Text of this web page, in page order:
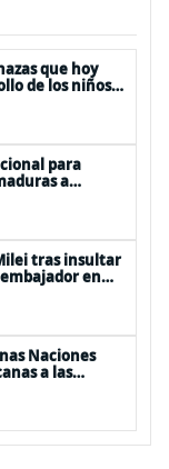
que hoy
de los niños
para
a
tras insultar
en
Naciones
a las